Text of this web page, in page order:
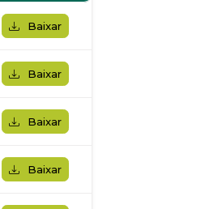
Baixar
Baixar
Baixar
Baixar